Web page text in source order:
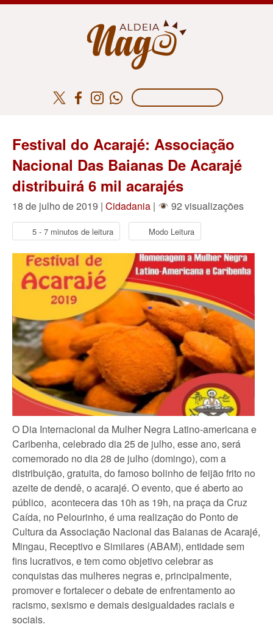
Festival do Acarajé: Associação
Nacional Das Baianas De Acarajé
distribuirá 6 mil acarajés
18 de julho de 2019 | Cidadania | 92 visualizações
5 - 7 minutos de leitura Modo Leitura
O Dia Internacional da Mulher Negra Latino-americana e
Caribenha, celebrado dia 25 de julho, esse ano, será
comemorado no dia 28 de julho (domingo), com a
distribuição, gratuita, do famoso bolinho de feijão frito no
azeite de dendê, o acarajé. O evento, que é aberto ao
público, acontecera das 10h as 19h, na praça da Cruz
Caída, no Pelourinho, é uma realização do Ponto de
Cultura da Associação Nacional das Baianas de Acarajé,
Mingau, Receptivo e Similares (ABAM), entidade sem
fins lucrativos, e tem como objetivo celebrar as
conquistas das mulheres negras e, principalmente,
promover e fortalecer o debate de enfrentamento ao
racismo, sexismo e demais desigualdades raciais e
sociais.